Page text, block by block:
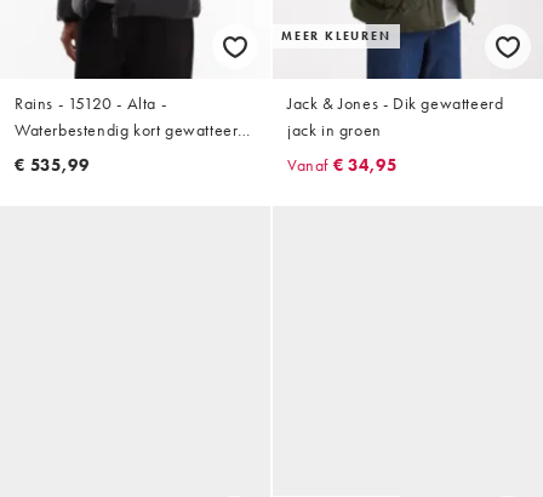
Rains - 15120 - Alta -
Waterbestendig kort gewatteerd
jack met groene vage print
€ 535,99
MEER KLEUREN
Jack & Jones - Dik gewatteerd
jack in groen
Vanaf € 34,95